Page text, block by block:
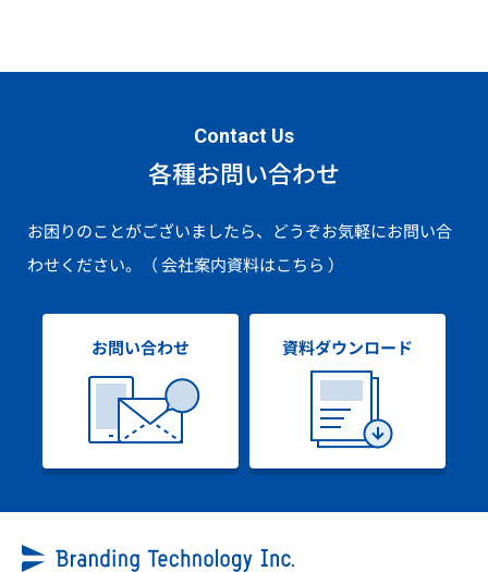
Contact Us
各種お問い合わせ
お困りのことがございましたら、どうぞお気軽にお問い合
わせください。
（ 会社案内資料はこちら ）
お問い合わせ 資料ダウンロード